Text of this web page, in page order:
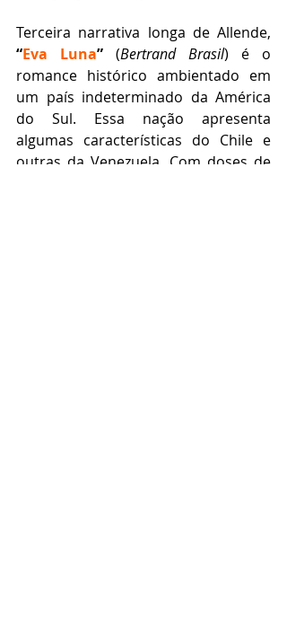
“Eva Luna” (Bertrand Brasil) é o
romance histórico ambientado em
um país indeterminado da América
do Sul. Essa nação apresenta
algumas características do Chile e
outras da Venezuela. Com doses de